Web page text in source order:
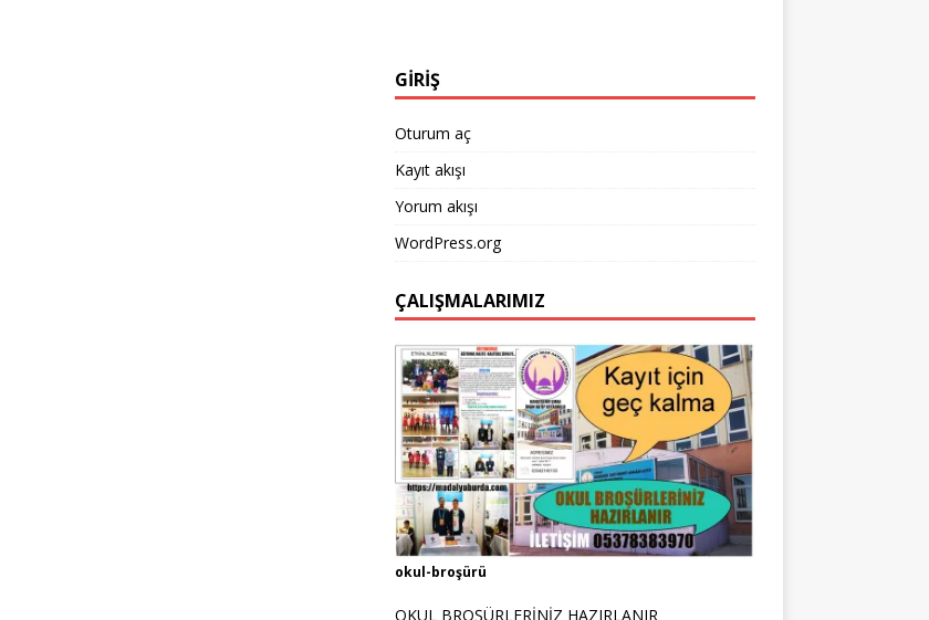
GİRİŞ
Oturum aç
Kayıt akışı
Yorum akışı
WordPress.org
ÇALIŞMALARIMIZ
okul-broşürü
OKUL BROŞÜRLERİNİZ HAZIRLANIR